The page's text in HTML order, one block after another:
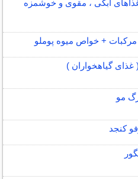
غذاهای آبکی ، مقوی و خوشمزه
+ خواص میوه پوملو
غذای گیاهخواران )
مو
کنجد